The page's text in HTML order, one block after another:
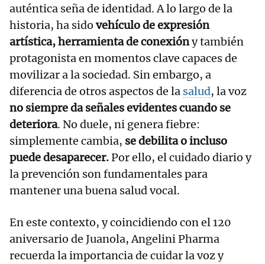
auténtica seña de identidad. A lo largo de la
historia, ha sido vehículo de expresión
artística, herramienta de conexióny también
protagonista en momentos clave capaces de
movilizar a la sociedad. Sin embargo, a
diferencia de otros aspectos de la salud, la voz
no siempre da señales evidentes cuando se
deteriora. No duele, ni genera fiebre:
simplemente cambia, sedebilitao incluso
puede desaparecer.Por ello, el cuidado diario y
la prevención son fundamentales para
mantener una buena salud vocal.
En este contexto, y coincidiendo con el 120
aniversario de Juanola, Angelini Pharma
recuerda la importancia de cuidar la voz y